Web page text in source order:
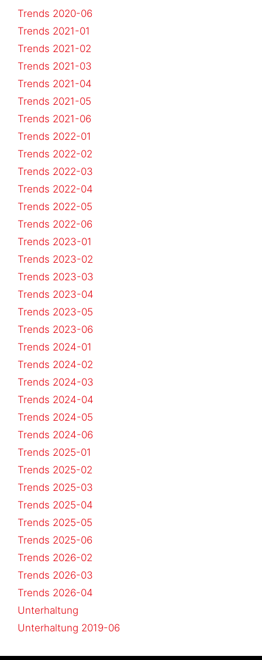
Trends 2020-06
Trends 2021-01
Trends 2021-02
Trends 2021-03
Trends 2021-04
Trends 2021-05
Trends 2021-06
Trends 2022-01
Trends 2022-02
Trends 2022-03
Trends 2022-04
Trends 2022-05
Trends 2022-06
Trends 2023-01
Trends 2023-02
Trends 2023-03
Trends 2023-04
Trends 2023-05
Trends 2023-06
Trends 2024-01
Trends 2024-02
Trends 2024-03
Trends 2024-04
Trends 2024-05
Trends 2024-06
Trends 2025-01
Trends 2025-02
Trends 2025-03
Trends 2025-04
Trends 2025-05
Trends 2025-06
Trends 2026-02
Trends 2026-03
Trends 2026-04
Unterhaltung
Unterhaltung 2019-06